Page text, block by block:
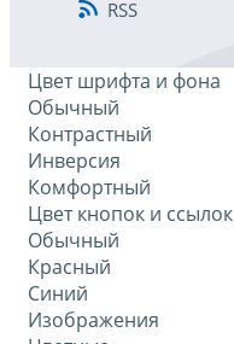
RSS
Цвет шрифта и фона
Обычный
Контрастный
Инверсия
Комфортный
Цвет кнопок и ссылок
Обычный
Красный
Синий
Изображения